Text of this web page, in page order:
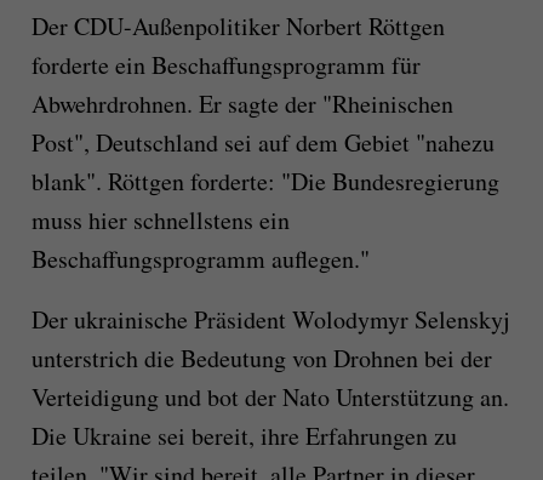
Der CDU-Außenpolitiker Norbert Röttgen
forderte ein Beschaffungsprogramm für
Abwehrdrohnen. Er sagte der "Rheinischen
Post", Deutschland sei auf dem Gebiet "nahezu
blank". Röttgen forderte: "Die Bundesregierung
muss hier schnellstens ein
Beschaffungsprogramm auflegen."
Der ukrainische Präsident Wolodymyr Selenskyj
unterstrich die Bedeutung von Drohnen bei der
Verteidigung und bot der Nato Unterstützung an.
Die Ukraine sei bereit, ihre Erfahrungen zu